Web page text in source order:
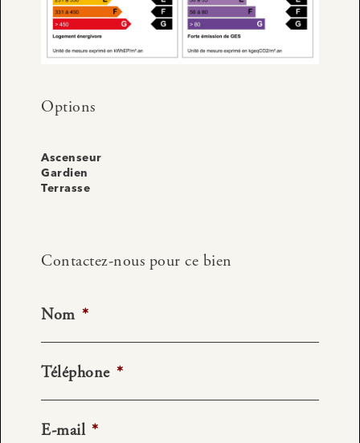
Options
Ascenseur
Gardien
Terrasse
Contactez-nous pour ce bien
Nom *
Téléphone *
E-mail *